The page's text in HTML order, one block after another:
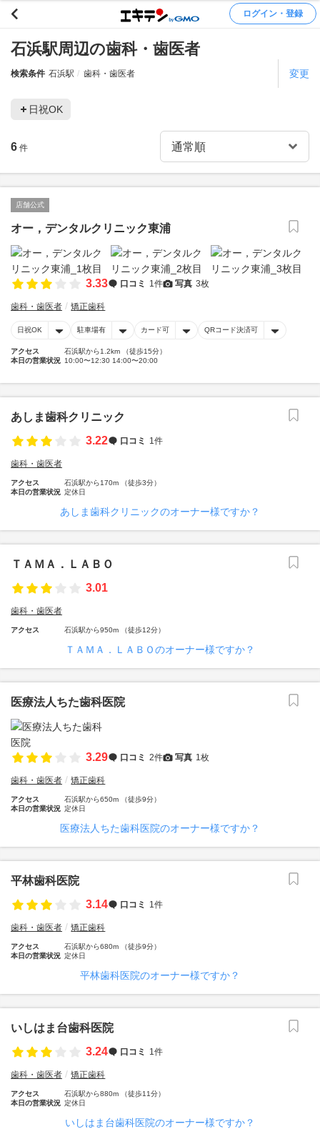
ログイン・登録
石浜駅周辺の歯科・歯医者
検索条件 石浜駅 歯科・歯医者 変更
日祝OK
6 件
店舗公式
オー，デンタルクリニック東浦
3.33 口コミ 1件 写真 3枚
歯科・歯医者 矯正歯科
日祝OK 駐車場有 カード可 QRコード決済可
アクセス
石浜駅から1.2km （徒歩15分）
本日の営業状況 10:00〜12:30 14:00〜20:00
あしま歯科クリニック
3.22
口コミ 1件
歯科・歯医者
アクセス
石浜駅から170m （徒歩3分）
本日の営業状況 定休日
あしま歯科クリニックのオーナー様ですか？
ＴＡＭＡ．ＬＡＢＯ
3.01
歯科・歯医者
アクセス 石浜駅から950m （徒歩12分）
ＴＡＭＡ．ＬＡＢＯのオーナー様ですか？
医療法人ちた歯科医院
3.29 口コミ 2件 写真 1枚
歯科・歯医者 矯正歯科
アクセス
石浜駅から650m （徒歩9分）
本日の営業状況 定休日
医療法人ちた歯科医院のオーナー様ですか？
平林歯科医院
3.14
口コミ 1件
歯科・歯医者 矯正歯科
アクセス
石浜駅から680m （徒歩9分）
本日の営業状況 定休日
平林歯科医院のオーナー様ですか？
いしはま台歯科医院
3.24
口コミ 1件
歯科・歯医者 矯正歯科
アクセス
石浜駅から880m （徒歩11分）
本日の営業状況 定休日
いしはま台歯科医院のオーナー様ですか？